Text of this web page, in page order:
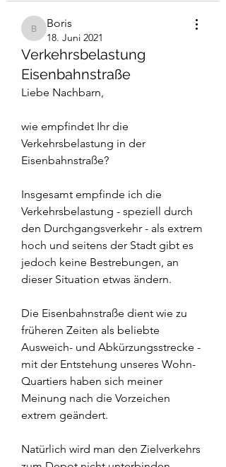
Boris
Boris
18. Juni 2021
Verkehrsbelastung
Eisenbahnstraße
Liebe Nachbarn,
wie empfindet Ihr die
Verkehrsbelastung in der
Eisenbahnstraße?
Insgesamt empfinde ich die
Verkehrsbelastung - speziell durch
den Durchgangsverkehr - als extrem
hoch und seitens der Stadt gibt es
jedoch keine Bestrebungen, an
dieser Situation etwas ändern.
Die Eisenbahnstraße dient wie zu
früheren Zeiten als beliebte
Ausweich- und Abkürzungsstrecke -
mit der Entstehung unseres Wohn-
Quartiers haben sich meiner
Meinung nach die Vorzeichen
extrem geändert.
Natürlich wird man den Zielverkehrs